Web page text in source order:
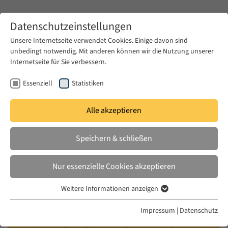
Zum Hauptinhalt springen
2024/ 2025
Alia Mossallam
Tracing Emancipation under Rubbles of War:
Popular Histories of North African Laborers
from the Fronts of World War I to Revolution
Datenschutzeinstellungen
Unsere Internetseite verwendet Cookies. Einige davon sind
unbedingt notwendig. Mit anderen können wir die Nutzung unserer
Internetseite für Sie verbessern.
Essenziell Statistiken
Alle akzeptieren
Speichern & schließen
Nur essenzielle Cookies akzeptieren
Essenzielle Cookies werden für grundlegende Funktionen der
Weitere Informationen anzeigen
Impressum | Datenschutz